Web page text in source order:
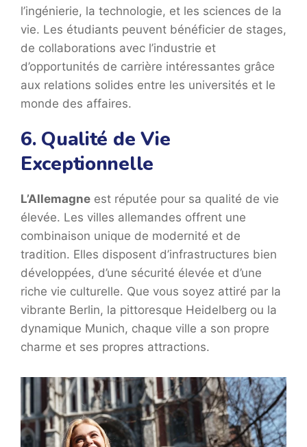
l’ingénierie, la technologie, et les sciences de la
vie. Les étudiants peuvent bénéficier de stages,
de collaborations avec l’industrie et
d’opportunités de carrière intéressantes grâce
aux relations solides entre les universités et le
monde des affaires.
6. Qualité de Vie
Exceptionnelle
L’Allemagne est réputée pour sa qualité de vie
élevée. Les villes allemandes offrent une
combinaison unique de modernité et de
tradition. Elles disposent d’infrastructures bien
développées, d’une sécurité élevée et d’une
riche vie culturelle. Que vous soyez attiré par la
vibrante Berlin, la pittoresque Heidelberg ou la
dynamique Munich, chaque ville a son propre
charme et ses propres attractions.